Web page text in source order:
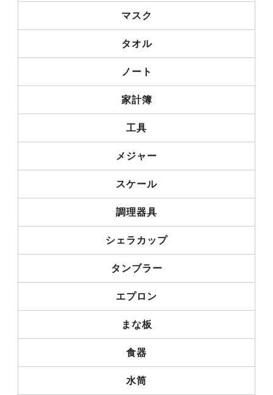
マスク
タオル
ノート
家計簿
工具
メジャー
スケール
調理器具
シェラカップ
タンブラー
エプロン
まな板
食器
水筒